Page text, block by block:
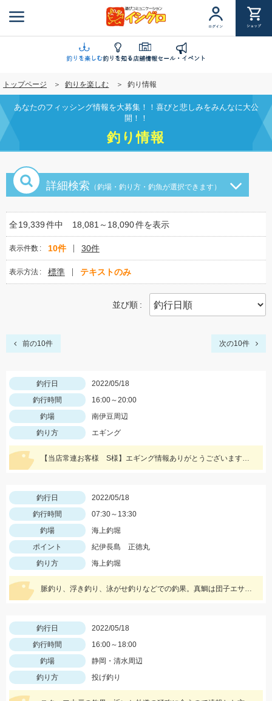
ン
に
移
動
ログイン ショップ
釣りを楽しむ釣りを知る店舗情報セール・イベント
トップページ 釣りを楽しむ 釣り情報
あなたのフィッシング情報を大募集！！喜びと悲しみをみんなに大公
開！！
釣り情報
詳細検索 （釣場・釣り方・釣魚が選択できます）
全19,339件中 18,081～18,090件を表示
表示件数 10件 30件
表示方法 標準 テキストのみ
並び順
前の10件 次の10件
釣行日
2022/05/18
釣行時間
16:00～20:00
釣場
南伊豆周辺
釣り方
エギング
【当店常連お客様 S様】エギング情報ありがとうございます！ 夕方から夜にかけての時間帯で800ｇサイズゲット！
釣行日
2022/05/18
釣行時間
07:30～13:30
釣場
海上釣堀
ポイント
紀伊長島 正徳丸
釣り方
海上釣堀
脈釣り、浮き釣り、泳がせ釣りなどでの釣果。真鯛は団子エサやむきエビ、冷凍ボケなどに好反応。青物はキビナゴや鰹のハラモなどでヒット。
釣行日
2022/05/18
釣行時間
16:00～18:00
釣場
静岡・清水周辺
釣り方
投げ釣り